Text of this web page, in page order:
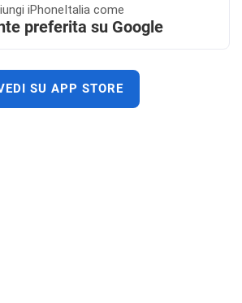
iPhoneItalia come
preferita su Google
SU APP STORE